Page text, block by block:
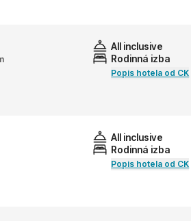
All inclusive
Rodinná izba
Popis hotela od CK
All inclusive
Rodinná izba
Popis hotela od CK